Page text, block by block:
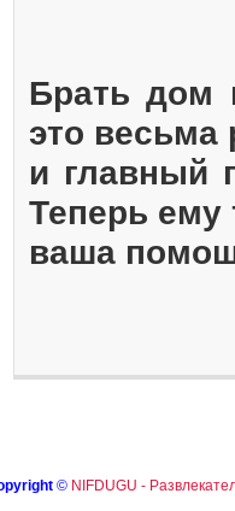
Брать дом
это весьма
и главный
Теперь ему
ваша
© NIFDUGU -